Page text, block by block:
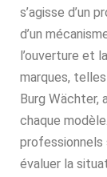
s’agisse d’un
d’un
l’ouverture et
marques,
Burg Wächter,
chaque
évaluer la